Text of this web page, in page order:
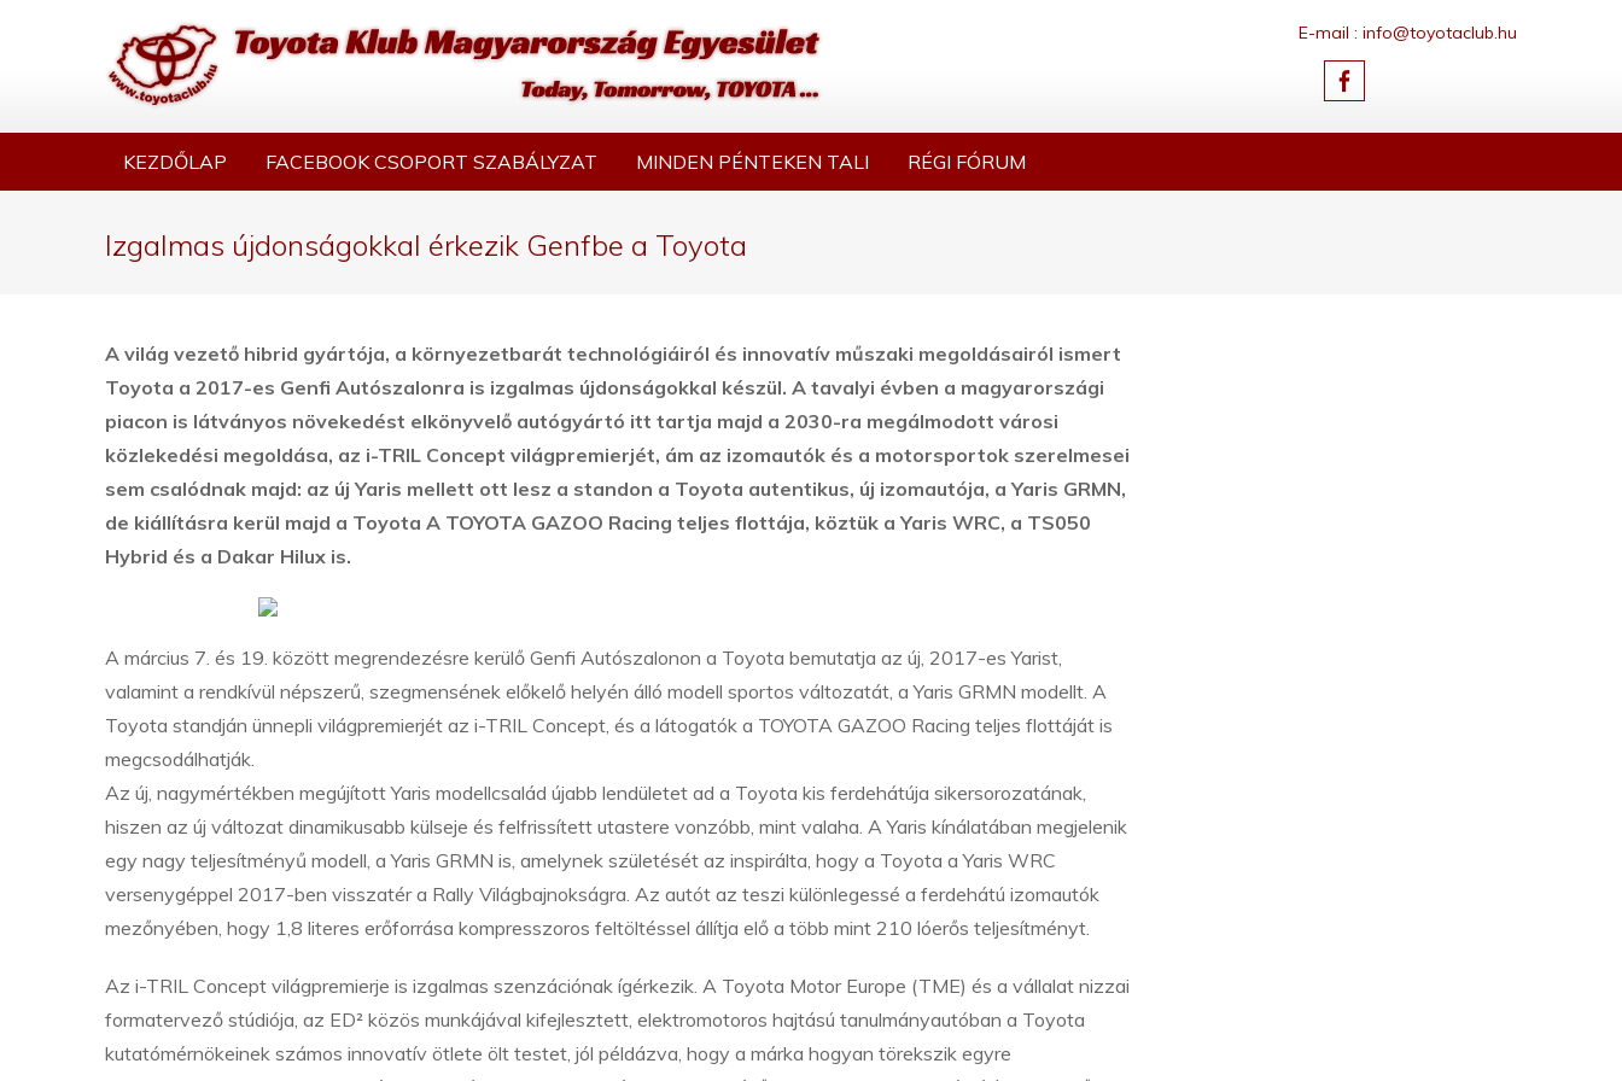
E-mail : info@toyotaclub.hu
KEZDŐLAP FACEBOOK CSOPORT SZABÁLYZAT MINDEN PÉNTEKEN TALI RÉGI FÓRUM
Izgalmas újdonságokkal érkezik Genfbe a Toyota
A világ vezető hibrid gyártója, a környezetbarát technológiáiról és innovatív műszaki megoldásairól ismert
Toyota a 2017-es Genfi Autószalonra is izgalmas újdonságokkal készül. A tavalyi évben a magyarországi
piacon is látványos növekedést elkönyvelő autógyártó itt tartja majd a 2030-ra megálmodott városi
közlekedési megoldása, az i-TRIL Concept világpremierjét, ám az izomautók és a motorsportok szerelmesei
sem csalódnak majd: az új Yaris mellett ott lesz a standon a Toyota autentikus, új izomautója, a Yaris GRMN,
de kiállításra kerül majd a Toyota A TOYOTA GAZOO Racing teljes flottája, köztük a Yaris WRC, a TS050
Hybrid és a Dakar Hilux is.
A március 7. és 19. között megrendezésre kerülő Genfi Autószalonon a Toyota bemutatja az új, 2017-es Yarist,
valamint a rendkívül népszerű, szegmensének előkelő helyén álló modell sportos változatát, a Yaris GRMN modellt. A
Toyota standján ünnepli világpremierjét az i-TRIL Concept, és a látogatók a TOYOTA GAZOO Racing teljes flottáját is
megcsodálhatják.
Az új, nagymértékben megújított Yaris modellcsalád újabb lendületet ad a Toyota kis ferdehátúja sikersorozatának,
hiszen az új változat dinamikusabb külseje és felfrissített utastere vonzóbb, mint valaha. A Yaris kínálatában megjelenik
egy nagy teljesítményű modell, a Yaris GRMN is, amelynek születését az inspirálta, hogy a Toyota a Yaris WRC
versenygéppel 2017-ben visszatér a Rally Világbajnokságra. Az autót az teszi különlegessé a ferdehátú izomautók
mezőnyében, hogy 1,8 literes erőforrása kompresszoros feltöltéssel állítja elő a több mint 210 lóerős teljesítményt.
Az i-TRIL Concept világpremierje is izgalmas szenzációnak ígérkezik. A Toyota Motor Europe (TME) és a vállalat nizzai
formatervező stúdiója, az ED² közös munkájával kifejlesztett, elektromotoros hajtású tanulmányautóban a Toyota
kutatómérnökeinek számos innovatív ötlete ölt testet, jól példázva, hogy a márka hogyan törekszik egyre